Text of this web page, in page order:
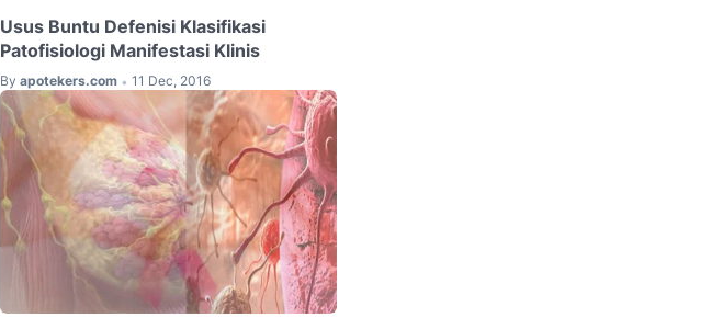
Usus Buntu Defenisi Klasifikasi
Patofisiologi Manifestasi Klinis
By apotekers.com • 11 Dec, 2016